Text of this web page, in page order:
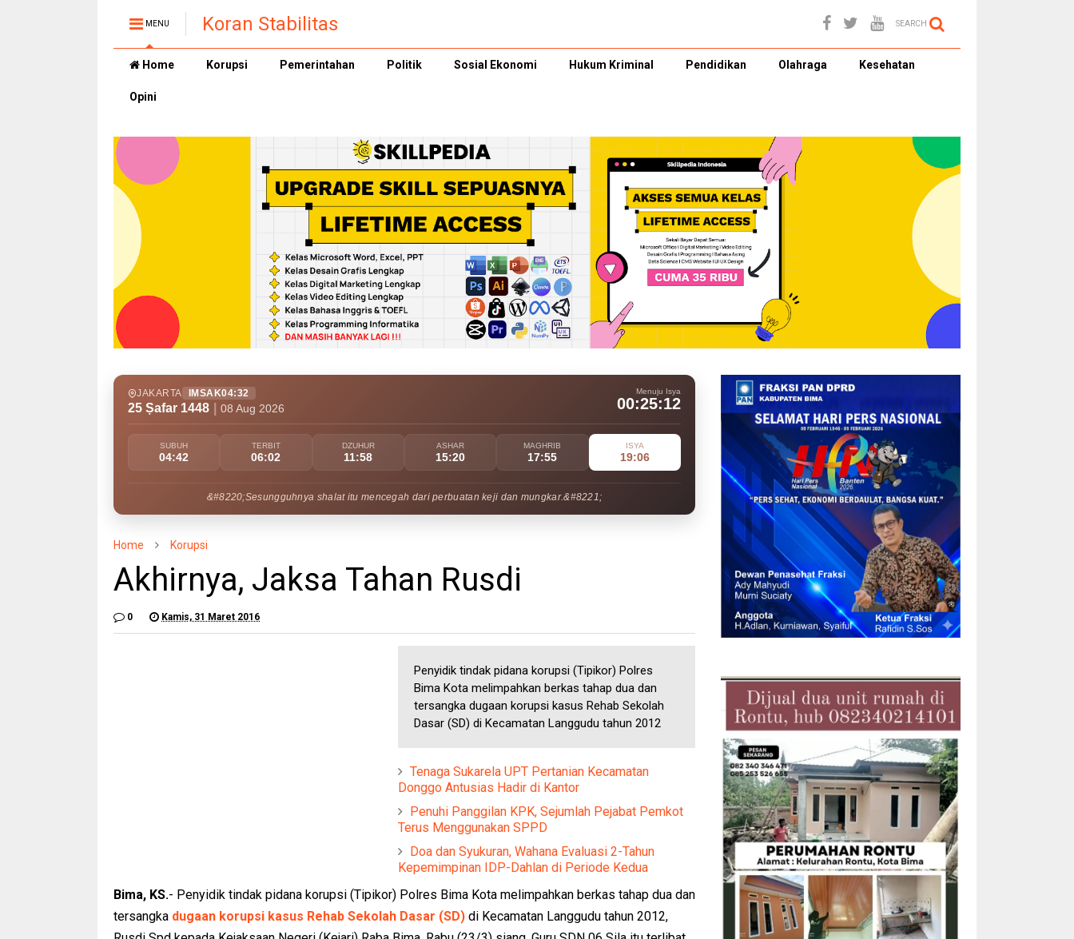
MENU Koran Stabilitas SEARCH
Home Korupsi Pemerintahan Politik Sosial Ekonomi Hukum Kriminal Pendidikan Olahraga Kesehatan
Opini
JAKARTA IMSAK04:32
25 Ṣafar 1448 08 Aug 2026
Menuju Isya
00:25:10
SUBUH
04:42
TERBIT
06:02
DZUHUR
11:58
ASHAR
15:20
MAGHRIB
17:55
ISYA
19:06
&#8220;Sesungguhnya shalat itu mencegah dari perbuatan keji dan mungkar.&#8221;
Home Korupsi
Akhirnya, Jaksa Tahan Rusdi
0 Kamis, 31 Maret 2016
Penyidik tindak pidana korupsi (Tipikor) Polres
Bima Kota melimpahkan berkas tahap dua dan
tersangka dugaan korupsi kasus Rehab Sekolah
Dasar (SD) di Kecamatan Langgudu tahun 2012
Tenaga Sukarela UPT Pertanian Kecamatan
Donggo Antusias Hadir di Kantor
Penuhi Panggilan KPK, Sejumlah Pejabat Pemkot
Terus Menggunakan SPPD
Doa dan Syukuran, Wahana Evaluasi 2-Tahun
Kepemimpinan IDP-Dahlan di Periode Kedua
Bima, KS.- Penyidik tindak pidana korupsi (Tipikor) Polres Bima Kota melimpahkan berkas tahap dua dan
tersangka dugaan korupsi kasus Rehab Sekolah Dasar (SD) di Kecamatan Langgudu tahun 2012,